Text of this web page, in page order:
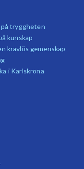
på tryggheten
kunskap
kravlös gemenskap
i Karlskrona